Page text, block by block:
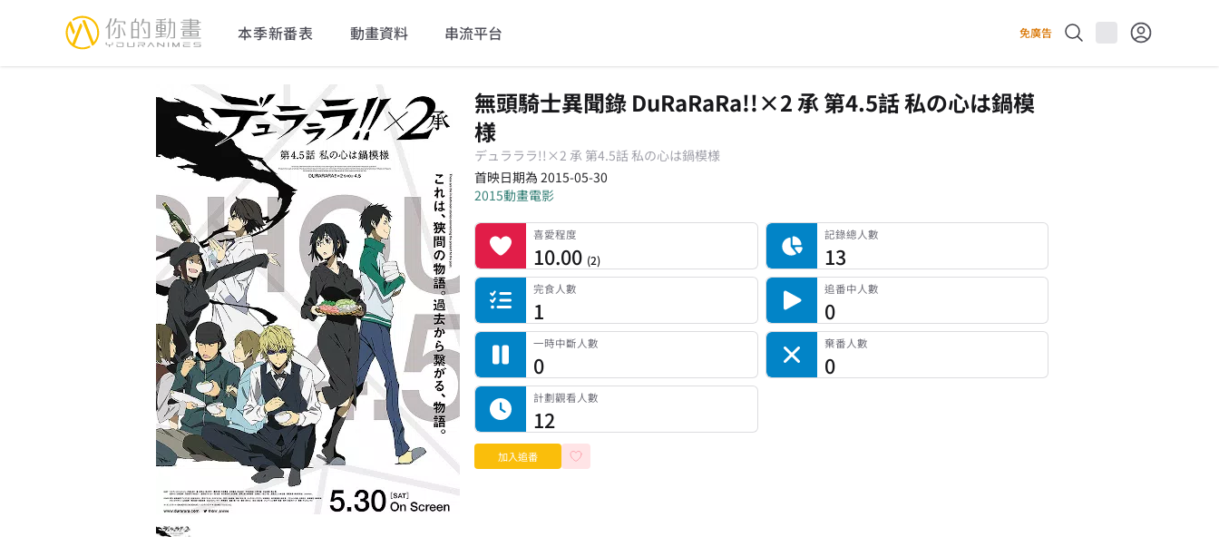
YourAnimes 你的動畫 本季新番表 動畫資料 串流平台 免廣告
無頭騎士異聞錄 DuRaRaRa!!×2 承 第4.5話 私の心は鍋模
様
デュラララ!!×2 承 第4.5話 私の心は鍋模様
首映日期為 2015-05-30
2015動畫電影
喜愛程度 喜愛程度
10.00 (2)
記錄總人數 記錄總人數
13
完食人數
完食人數
1
追番中人數
追番中人數
0
一時中斷人數
一時中斷人數
0
棄番人數
棄番人數
0
計劃觀看人數
計劃觀看人數
12
加入追番